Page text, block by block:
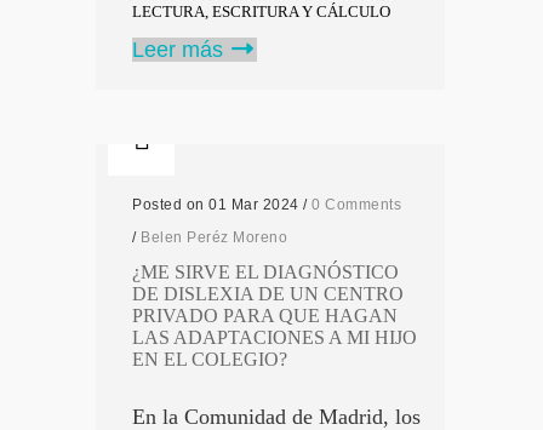
LECTURA, ESCRITURA Y CÁLCULO
Leer más
Posted on 01 Mar 2024 / 0 Comments
/ Belen Peréz Moreno
¿ME SIRVE EL DIAGNÓSTICO
DE DISLEXIA DE UN CENTRO
PRIVADO PARA QUE HAGAN
LAS ADAPTACIONES A MI HIJO
EN EL COLEGIO?
En la Comunidad de Madrid, los